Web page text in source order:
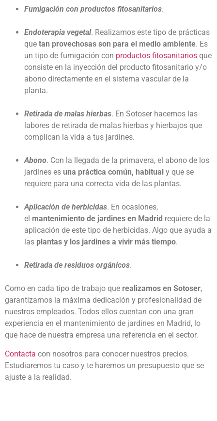
Fumigación con productos fitosanitarios.
Endoterapia vegetal. Realizamos este tipo de prácticas
que tan provechosas son para el medio ambiente. Es
un tipo de fumigación con productos fitosanitarios que
consiste en la inyección del producto fitosanitario y/o
abono directamente en el sistema vascular de la
planta.
Retirada de malas hierbas. En Sotoser hacemos las
labores de retirada de malas hierbas y hierbajos que
complican la vida a tus jardines.
Abono. Con la llegada de la primavera, el abono de los
jardines es una práctica común, habitual y que se
requiere para una correcta vida de las plantas.
Aplicación de herbicidas. En ocasiones,
el mantenimiento de jardines en Madrid requiere de la
aplicación de este tipo de herbicidas. Algo que ayuda a
las plantas y los jardines a vivir más tiempo.
Retirada de residuos orgánicos.
Como en cada tipo de trabajo que realizamos en Sotoser,
garantizamos la máxima dedicación y profesionalidad de
nuestros empleados. Todos ellos cuentan con una gran
experiencia en el mantenimiento de jardines en Madrid, lo
que hace de nuestra empresa una referencia en el sector.
Contacta con nosotros para conocer nuestros precios.
Estudiaremos tu caso y te haremos un presupuesto que se
ajuste a la realidad.